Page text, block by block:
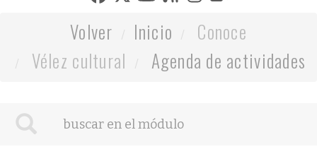
Volver Inicio
Conoce
Vélez cultural
Agenda de actividades